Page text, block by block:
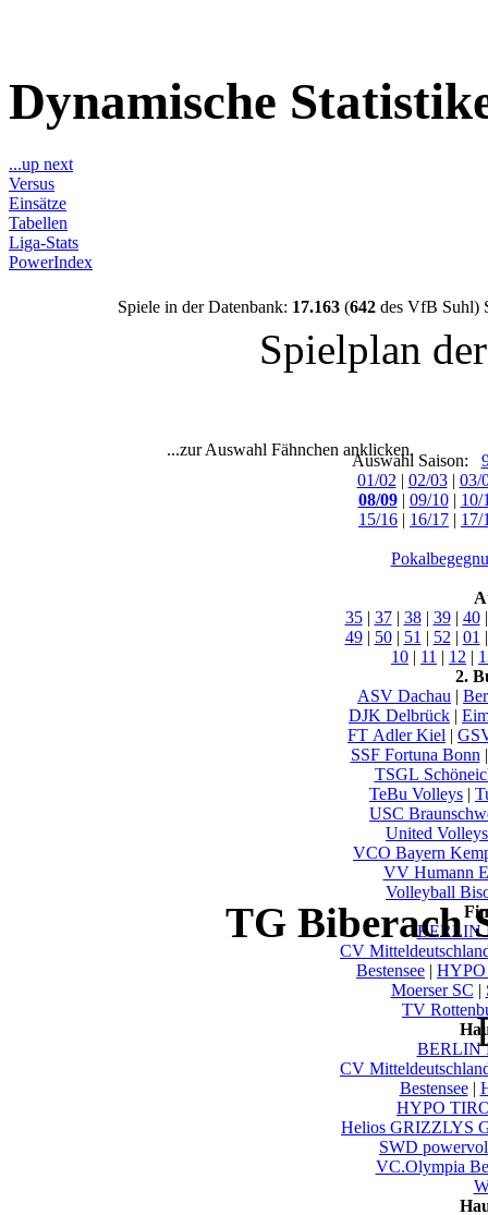
Dynamische
...up next
Versus
Einsätze
Tabellen
Liga-Stats
PowerIndex
Spiele in der Datenbank: 17.163(642des VfB Suhl)
Spielplan
...zur Auswahl Fähnchen anklicken.
Auswahl Saison:
01/02 | 02/03| 03/
08/09| 09/10| 10/
15/16 | 16/17 | 17/
35| 37| 38| 39| 40
49| 50| 51 | 52 | 01
10 | 11 | 12 |
2.
ASV Dachau |
DJK Delbrück |
FT Adler Kiel |
SSF Fortuna Bonn
TSGL
TeBu Volleys |
USC
United
VCO Bayern
VV Humann
Volleyball
BERLIN
CV
Bestensee | HYPO
Moerser SC |
TV
BERLIN
CV
Bestensee|
HYPO
Helios GRIZZLYS
SWD
VC.Olympia
TG Biberach